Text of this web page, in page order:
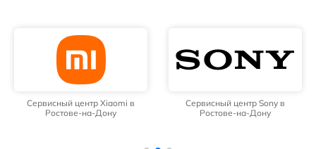
Сервисный центр Xiaomi в
Ростове-на-Дону
Сервисный центр Sony в
Ростове-на-Дону